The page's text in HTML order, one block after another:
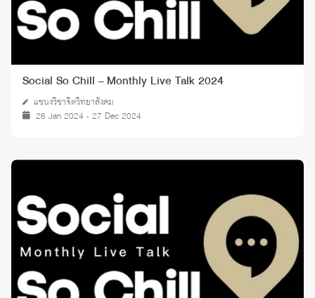
Social So Chill – Monthly Live Talk 2024
แขนงวิชาจิตวิทยาสังคม
26 Jan 2024 - 27 Dec 2024